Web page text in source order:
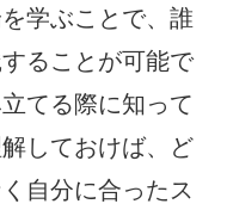
学ぶことで、誰
ることが可能で
てる際に知って
しておけば、ど
自分に合ったス